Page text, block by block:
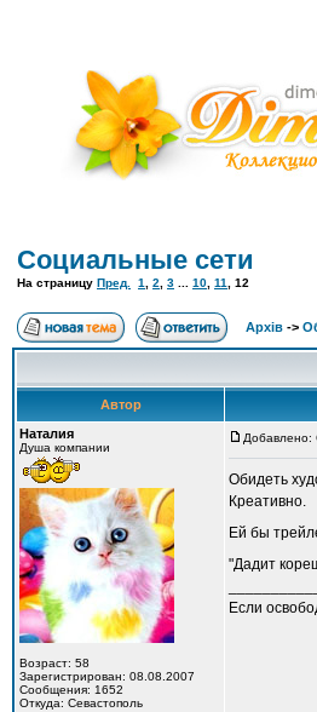
Социальные сети
На страницу Пред. 1 2 3 10 11 12
Архів ->
Автор
Наталия
Душа компании
Возраст: 58
Зарегистрирован: 08.08.2007
Сообщения: 1652
Откуда: Севастополь
Добавлено:
Обидеть
Креативно.
Ей бы
"Дадит
Если